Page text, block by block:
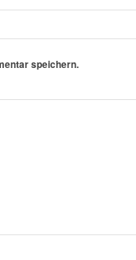
speichern.